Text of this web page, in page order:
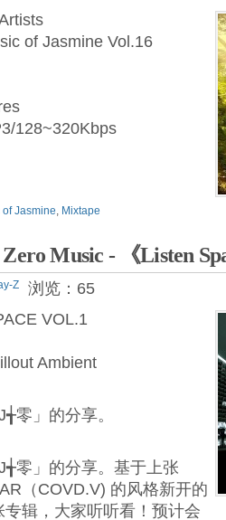
of Jasmine Vol.16
128~320Kbps
of Jasmine, Mixtape
Music - 《Listen
Z
浏览：65
VOL.1
Ambient
零」的分享。
零」的分享。基于上张
（COVD.V) 的风格新开的
辑，大家听听看！预计会